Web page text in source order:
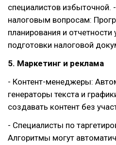
специалистов избыточной.
налоговым вопросам:
планирования и
подготовки налоговой
5. Маркетинг и реклама
- Контент-менеджеры:
генераторы текста и
создавать контент без
- Специалисты по
Алгоритмы могут